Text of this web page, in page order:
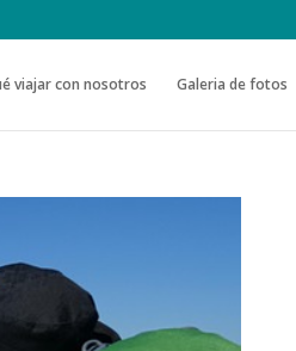
viajar con nosotros Galeria de fotos